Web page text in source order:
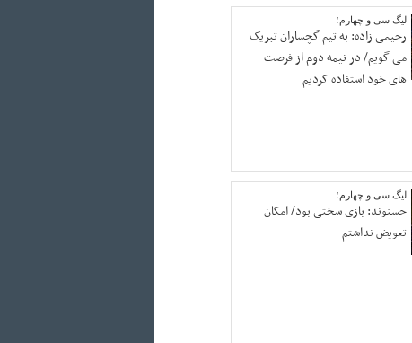
لیگ سی و چهارم؛
رحیمی زاده: به تیم گچساران تبریک
می گویم/ در نیمه دوم از فرصت
های خود استفاده کردیم
لیگ سی و چهارم؛
حسنوند: بازی سختی بود/ امکان
تعویض نداشتم